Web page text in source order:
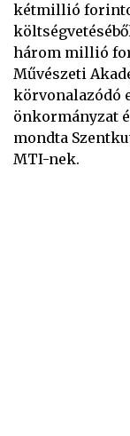
kétmillió
három millió
Művészeti
körvonalazódó
önkormányzat
mondta
MTI-nek.